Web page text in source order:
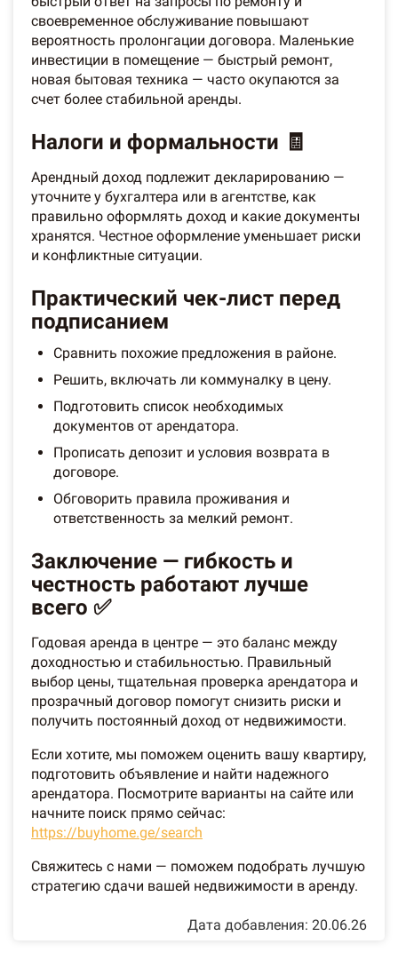
своевременное обслуживание повышают
вероятность пролонгации договора. Маленькие
инвестиции в помещение — быстрый ремонт,
новая бытовая техника — часто окупаются за
счет более стабильной аренды.
Налоги и формальности 🧾
Арендный доход подлежит декларированию —
уточните у бухгалтера или в агентстве, как
правильно оформлять доход и какие документы
хранятся. Честное оформление уменьшает риски
и конфликтные ситуации.
Практический чек-лист перед
подписанием
Сравнить похожие предложения в районе.
Решить, включать ли коммуналку в цену.
Подготовить список необходимых
документов от арендатора.
Прописать депозит и условия возврата в
договоре.
Обговорить правила проживания и
ответственность за мелкий ремонт.
Заключение — гибкость и
честность работают лучше
всего ✅
Годовая аренда в центре — это баланс между
доходностью и стабильностью. Правильный
выбор цены, тщательная проверка арендатора и
прозрачный договор помогут снизить риски и
получить постоянный доход от недвижимости.
Если хотите, мы поможем оценить вашу квартиру,
подготовить объявление и найти надежного
арендатора. Посмотрите варианты на сайте или
начните поиск прямо сейчас:
https://buyhome.ge/search
Свяжитесь с нами — поможем подобрать лучшую
стратегию сдачи вашей недвижимости в аренду.
Дата добавления: 20.06.26